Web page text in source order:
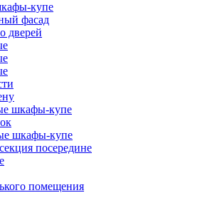
купе
фасад
дверей
шкафы-купе
шкафы-купе
посередине
помещения